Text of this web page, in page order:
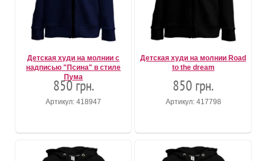
Детская худи на молнии с
надписью "Псина" в стиле
Пума
850 грн.
Артикул: 418947
Детская худи на молнии Road
to the dream
850 грн.
Артикул: 417798